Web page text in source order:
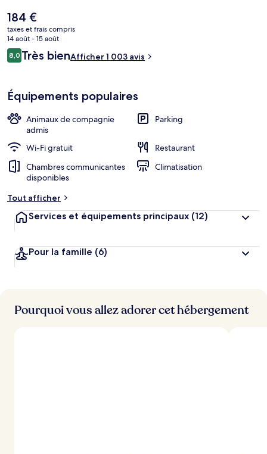
une navette vers le parc de loisirs, un snack-bar/une épicerie fine et
une terrasse. Sympa non ? Les autres voyageurs ne disent que du
bien en ce qui concerne le personnel attentionné.
Le
prix
actuel
est
de
184 €
taxes et frais compris
14 août - 15 août
Avis
voyageurs
8,08,0 sur 10
Très bienAfficher 1 003 avis
Équipements populaires
Animaux de compagnie
admis
Parking
Wi-Fi gratuit
Restaurant
Chambres communicantes
disponibles
Climatisation
Tout afficher
Services et équipements principaux (12)
Pour la famille (6)
Pourquoi vous allez adorer cet hébergement